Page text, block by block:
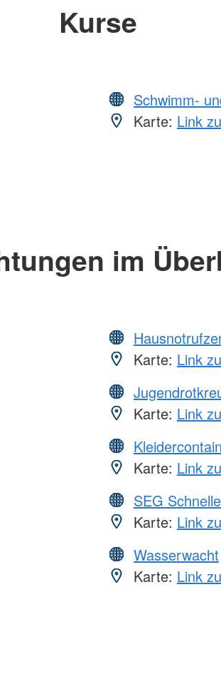
Kurse
Schwimm-
Karte: Link
im
Karte: Link
Karte: Link
Karte: Link
SEG
Karte: Link
Wasserwacht
Karte: Link